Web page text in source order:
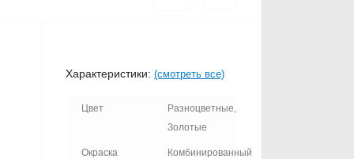
Характеристики: (смотреть все)
Цвет
Разноцветные,
Золотые
Окраска Комбинированный